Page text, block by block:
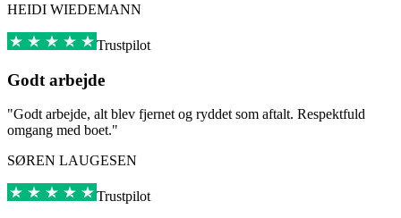
HEIDI WIEDEMANN
Trustpilot
Godt arbejde
"Godt arbejde, alt blev fjernet og ryddet som aftalt. Respektfuld
omgang med boet."
SØREN LAUGESEN
Trustpilot